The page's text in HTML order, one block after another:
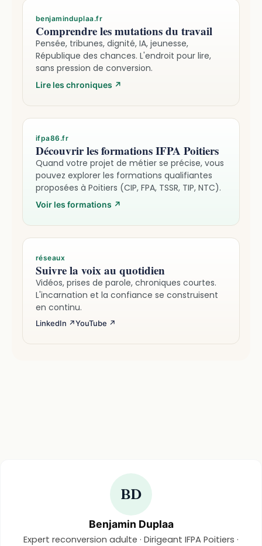
benjaminduplaa.fr
Comprendre les mutations du travail
Pensée, tribunes, dignité, IA, jeunesse,
République des chances. L'endroit pour lire,
sans pression de conversion.
Lire les chroniques ↗
ifpa86.fr
Découvrir les formations IFPA Poitiers
Quand votre projet de métier se précise, vous
pouvez explorer les formations qualifiantes
proposées à Poitiers (CIP, FPA, TSSR, TIP, NTC).
Voir les formations ↗
réseaux
Suivre la voix au quotidien
Vidéos, prises de parole, chroniques courtes.
L'incarnation et la confiance se construisent
en continu.
LinkedIn ↗YouTube ↗
BD
Benjamin Duplaa
Expert reconversion adulte · Dirigeant IFPA Poitiers ·